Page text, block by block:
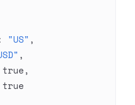
"US" ,
,
true,
true